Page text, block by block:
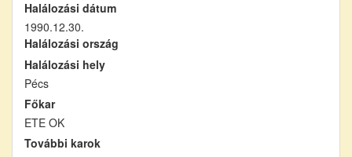
Halálozási dátum
1990.12.30.
Halálozási ország
Halálozási hely
Pécs
Főkar
ETE OK
További karok